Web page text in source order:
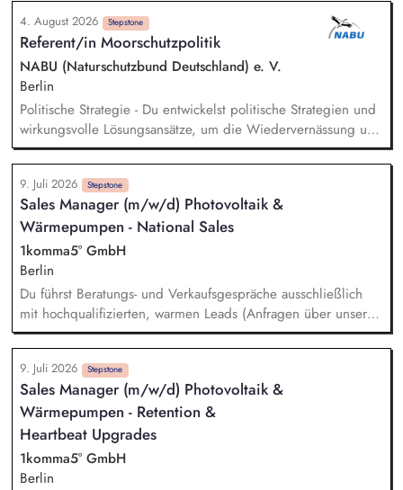
Vorstandsbüro. Management des Berichtswesens; Steuerung
und Sicherstellung der fristgerechten Abgabe. Inhaltliche
Vorbereitung, Steuerung, Durchführung und Nachbereitung
von Terminen mit satzungsgemäßen Gremien (Kuratorium,
Beirat). Analyse, Bewertung und Ausarbeitung von
Entscheidungsvorlagen sowie von strategischen und
operativen Aufgabenstellungen.
4. August 2026 Stepstone
Referent/in Moorschutzpolitik
NABU (Naturschutzbund Deutschland) e. V.
Berlin
Politische Strategie - Du entwickelst politische Strategien und
wirkungsvolle Lösungsansätze, um die Wiedervernässung und
nachhaltige Nutzung von Mooren sowie den natürlichen
Klimaschutz auf deutscher und europäischer Ebene
voranzubringen. Analyse & Positionierung - Du analysierst
relevante politische und regulatorische Entwicklungen,
bereitest fundierte Entscheidungsgrundlagen auf und
gestaltest die fachliche Positionierung des NABU zu zentralen
Moorschutzthemen mit. Vernetzung & Koordination - Du
koordinierst die moorschutzpolitische Arbeit des NABU über
Projekte, Fachbereiche und Partnerorganisationen hinweg.
9. Juli 2026 Stepstone
Sales Manager (m/w/d) Photovoltaik &
Wärmepumpen - National Sales
1komma5° GmbH
Berlin
Du führst Beratungs- und Verkaufsgespräche ausschließlich
mit hochqualifizierten, warmen Leads (Anfragen über unsere
Website) oder fasst bei Interessenten nach, die bereits
Kontakt zu uns hatten (Reaktivierung). Der komplette Sales-
Cycle: Vom ersten Videocall über die Erstellung passgenauer
Angebote bis zur digitalen Vertragsunterschrift begleitest Du
Deine Kunden. Dein Ziel ist es, für jeden Kunden die
perfekte, individuelle Lösung zu finden und den Abschluss
zu sichern.
9. Juli 2026 Stepstone
Sales Manager (m/w/d) Photovoltaik &
Wärmepumpen - Retention &
Heartbeat Upgrades
1komma5° GmbH
Berlin